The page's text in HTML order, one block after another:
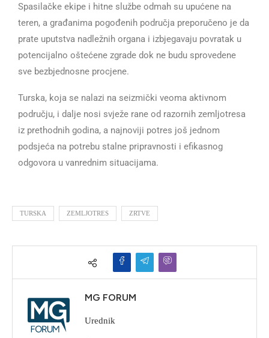
Spasilačke ekipe i hitne službe odmah su upućene na
teren, a građanima pogođenih područja preporučeno je da
prate uputstva nadležnih organa i izbjegavaju povratak u
potencijalno oštećene zgrade dok ne budu sprovedene
sve bezbjednosne procjene.
Turska, koja se nalazi na seizmički veoma aktivnom
području, i dalje nosi svježe rane od razornih zemljotresa
iz prethodnih godina, a najnoviji potres još jednom
podsjeća na potrebu stalne pripravnosti i efikasnog
odgovora u vanrednim situacijama.
TURSKA ZEMLJOTRES ZRTVE
MG FORUM
Urednik